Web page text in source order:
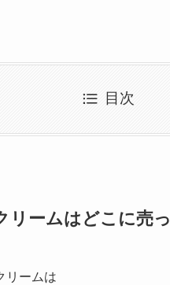
目次
リームはどこに売
リームは